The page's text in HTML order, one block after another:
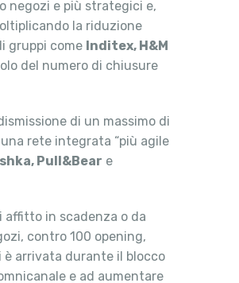
negozi e più strategici e,
la riduzione
gruppi come Inditex, H&M
del numero di chiusure
di un massimo di
rete integrata “più agile
Pull&Bear e
in scadenza o da
contro 100 opening,
arrivata durante il blocco
e ad aumentare